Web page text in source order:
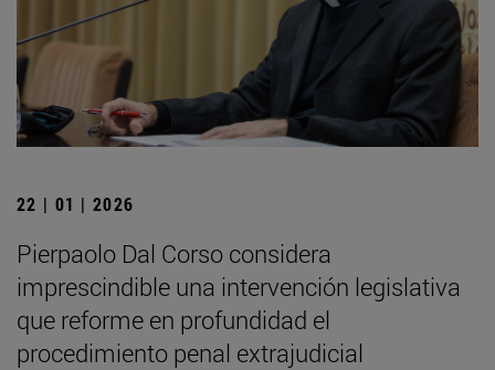
22 | 01 | 2026
Pierpaolo Dal Corso considera
imprescindible una intervención legislativa
que reforme en profundidad el
procedimiento penal extrajudicial